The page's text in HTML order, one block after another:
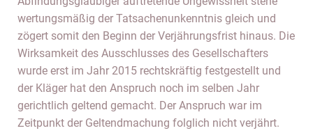
wertungsmäßig der Tatsachenunkenntnis gleich und
zögert somit den Beginn der Verjährungsfrist hinaus. Die
Wirksamkeit des Ausschlusses des Gesellschafters
wurde erst im Jahr 2015 rechtskräftig festgestellt und
der Kläger hat den Anspruch noch im selben Jahr
gerichtlich geltend gemacht. Der Anspruch war im
Zeitpunkt der Geltendmachung folglich nicht verjährt.